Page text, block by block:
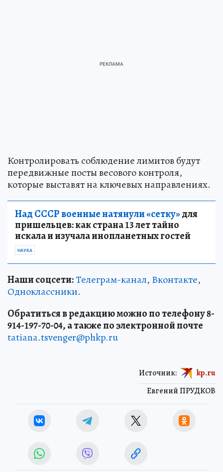
Контролировать соблюдение лимитов будут
передвижные посты весового контроля,
которые выставят на ключевых направлениях.
Над СССР военные натянули «сетку»для
пришельцев: как страна 13 лет тайно
искала и изучала инопланетных гостей
НАУКА
Наши соцсети:Телеграм-канал, Вконтакте,
Одноклассники.
Обратиться в редакцию можно по телефону 8-
914-197-70-04, а также по электронной почте
tatiana.tsvenger@phkp.ru
Евгений ПРУДКОВ
Источник: kp.ru